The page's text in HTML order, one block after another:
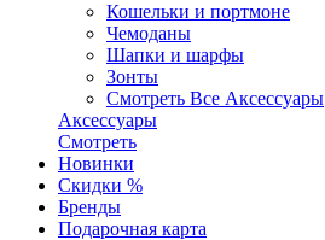
Кошельки и портмоне
Чемоданы
Шапки и шарфы
Зонты
Смотреть Все Аксесcуары
Аксесcуары
Смотреть
Новинки
Скидки %
Бренды
Подарочная карта